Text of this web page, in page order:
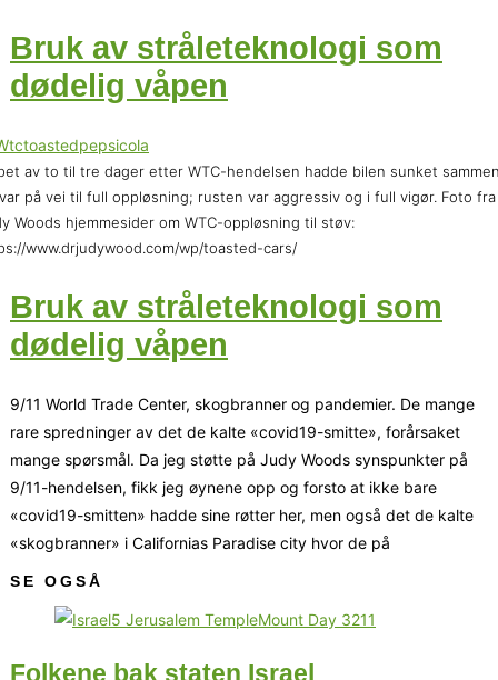
Bruk av stråleteknologi som
dødelig våpen
av to til tre dager etter WTC-hendelsen hadde bilen sunket
på vei til full oppløsning; rusten var aggressiv og i full vigør. Foto fra
Woods hjemmesider om WTC-oppløsning til støv:
www.drjudywood.com/wp/toasted-cars/
Bruk av stråleteknologi som
dødelig våpen
9/11 World Trade Center, skogbranner og pandemier. De mange
rare spredninger av det de kalte «covid19-smitte», forårsaket
mange spørsmål. Da jeg støtte på Judy Woods synspunkter på
9/11-hendelsen, fikk jeg øynene opp og forsto at ikke bare
«covid19-smitten» hadde sine røtter her, men også det de kalte
«skogbranner» i Californias Paradise city hvor de på
SE OGSÅ
Folkene bak staten Israel